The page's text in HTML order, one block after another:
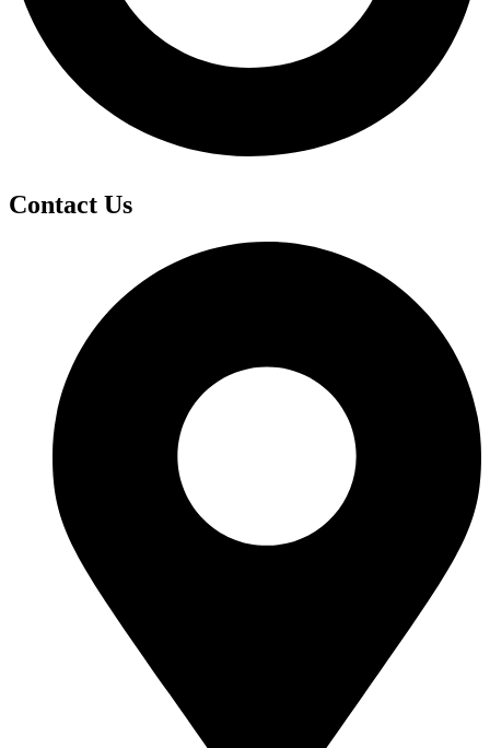
Contact Us